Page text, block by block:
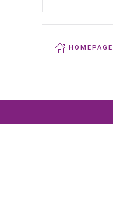
HOMEPAGE